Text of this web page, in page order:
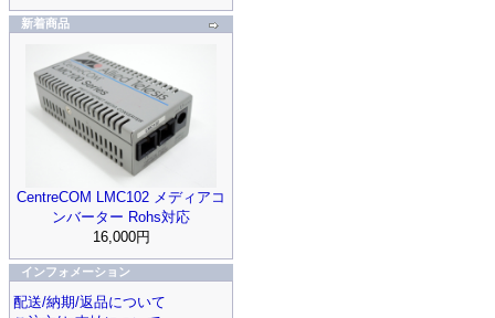
新着商品
CentreCOM LMC102 メディアコ
ンバーター Rohs対応
16,000円
インフォメーション
配送/納期/返品について